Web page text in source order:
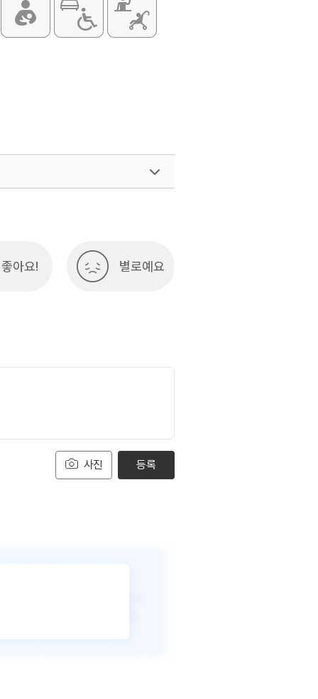
좋아요! 별로예요
사진 등록